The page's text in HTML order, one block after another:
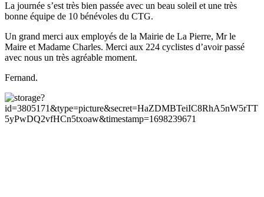
La journée s’est très bien passée avec un beau soleil et une très
bonne équipe de 10 bénévoles du CTG.
Un grand merci aux employés de la Mairie de La Pierre, Mr le
Maire et Madame Charles. Merci aux 224 cyclistes d’avoir passé
avec nous un très agréable moment.
Fernand.